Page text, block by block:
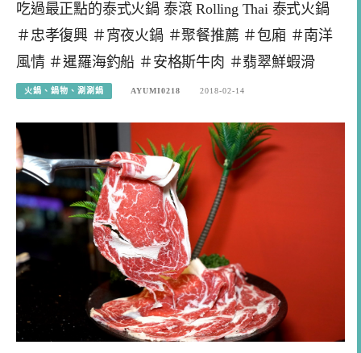
吃過最正點的泰式火鍋 泰滾 Rolling Thai 泰式火鍋
＃忠孝復興 ＃宵夜火鍋 ＃聚餐推薦 ＃包廂 ＃南洋
風情 ＃暹羅海釣船 ＃安格斯牛肉 ＃翡翠鮮蝦滑
火鍋、鍋物、涮涮鍋 AYUMI0218 2018-02-14